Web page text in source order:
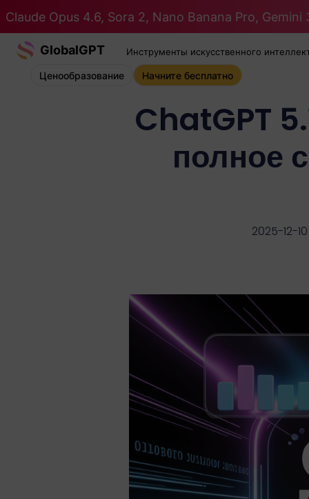
Claude Opus 4.6, Sora 2, Nano Banana Pro, Gemini
GlobalGPT Инструменты искусственного
Ценообразование Начните бесплатно
ChatGPT
полное
2025-12-10